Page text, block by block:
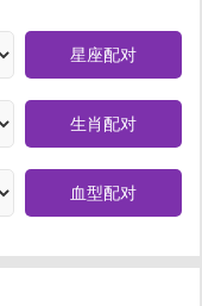
星座配对
生肖配对
血型配对